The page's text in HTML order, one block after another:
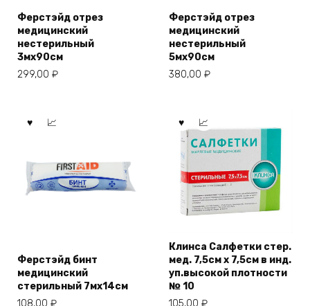
Ферстэйд отрез
медицинский
нестерильный
3мx90см
299,00 ₽
Ферстэйд отрез
медицинский
нестерильный
5мx90см
380,00 ₽
Ферстэйд бинт
медицинский
стерильный 7мх14см
108,00 ₽
Клинса Салфетки стер.
мед. 7,5см х 7,5см в инд.
уп.высокой плотности
№ 10
105,00 ₽